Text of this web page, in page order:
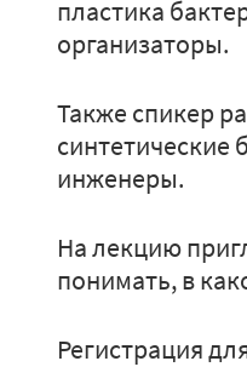
пластика
организаторы.
Также спикер
синтетические
инженеры.
На лекцию
понимать, в
Регистрация